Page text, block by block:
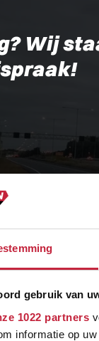
gebruik van
1022 partners
informatie op
Wij